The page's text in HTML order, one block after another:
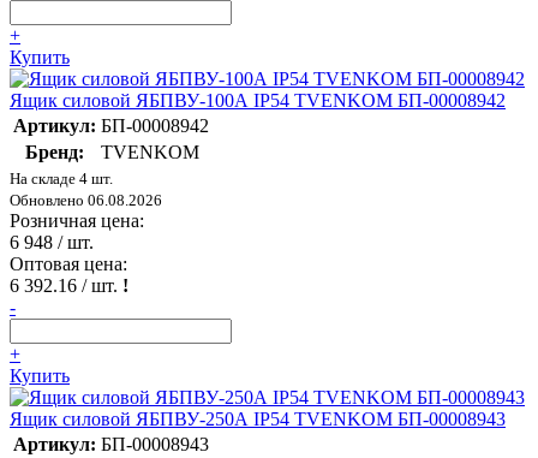
+
Купить
Ящик силовой ЯБПВУ-100А IP54 TVENKOM БП-00008942
Артикул: БП-00008942
Бренд:
TVENKOM
На складе 4 шт.
Обновлено 06.08.2026
Розничная цена:
6 948 / шт.
Оптовая цена:
6 392.16 / шт. !
-
+
Купить
Ящик силовой ЯБПВУ-250А IP54 TVENKOM БП-00008943
Артикул: БП-00008943